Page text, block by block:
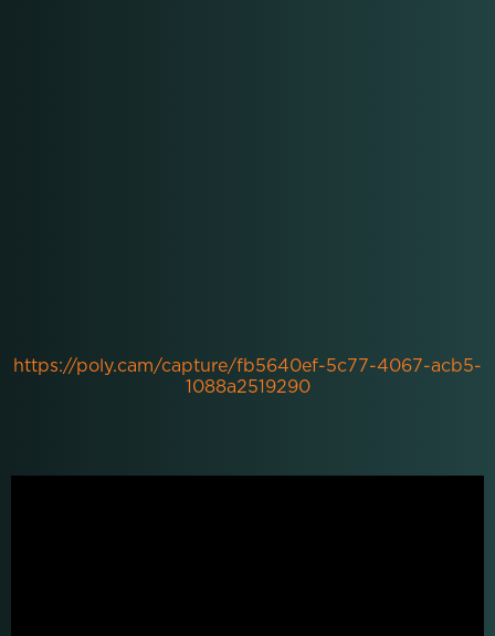
https://poly.cam/capture/fb5640ef-5c77-4067-acb5-
1088a2519290